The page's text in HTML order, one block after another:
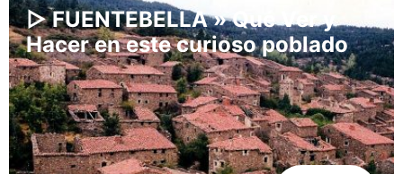
▷ FUENTEBELLA » Qué Ver y
Hacer en este curioso poblado